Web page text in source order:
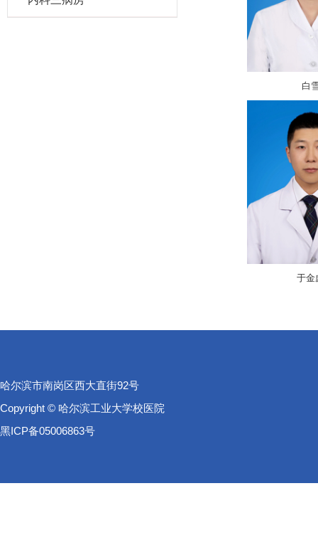
白
于金
哈尔滨市南岗区西大直街92号
Copyright © 哈尔滨工业大学校医院
黑ICP备05006863号